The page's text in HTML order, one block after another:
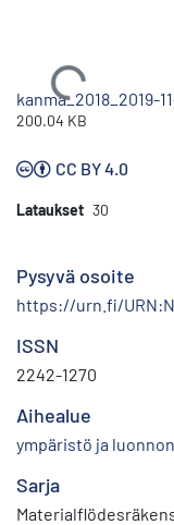
Ladataan...
kanma_2018_2019-
200.04 KB
CC BY 4.0
Lataukset 30
Pysyvä osoite
https://urn.fi/
ISSN
2242-1270
Aihealue
ympäristö ja
Sarja